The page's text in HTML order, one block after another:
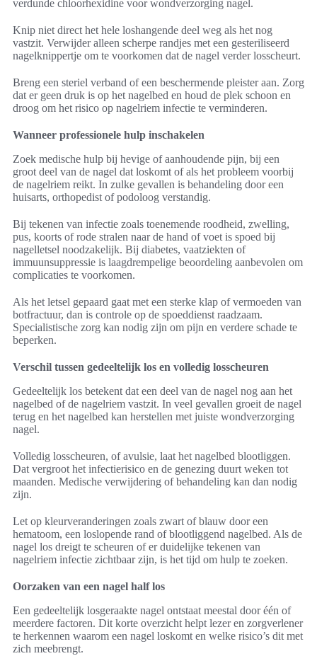
verdunde chloorhexidine voor wondverzorging nagel.
Knip niet direct het hele loshangende deel weg als het nog
vastzit. Verwijder alleen scherpe randjes met een gesteriliseerd
nagelknippertje om te voorkomen dat de nagel verder losscheurt.
Breng een steriel verband of een beschermende pleister aan. Zorg
dat er geen druk is op het nagelbed en houd de plek schoon en
droog om het risico op nagelriem infectie te verminderen.
Wanneer professionele hulp inschakelen
Zoek medische hulp bij hevige of aanhoudende pijn, bij een
groot deel van de nagel dat loskomt of als het probleem voorbij
de nagelriem reikt. In zulke gevallen is behandeling door een
huisarts, orthopedist of podoloog verstandig.
Bij tekenen van infectie zoals toenemende roodheid, zwelling,
pus, koorts of rode stralen naar de hand of voet is spoed bij
nagelletsel noodzakelijk. Bij diabetes, vaatziekten of
immuunsuppressie is laagdrempelige beoordeling aanbevolen om
complicaties te voorkomen.
Als het letsel gepaard gaat met een sterke klap of vermoeden van
botfractuur, dan is controle op de spoeddienst raadzaam.
Specialistische zorg kan nodig zijn om pijn en verdere schade te
beperken.
Verschil tussen gedeeltelijk los en volledig losscheuren
Gedeeltelijk los betekent dat een deel van de nagel nog aan het
nagelbed of de nagelriem vastzit. In veel gevallen groeit de nagel
terug en het nagelbed kan herstellen met juiste wondverzorging
nagel.
Volledig losscheuren, of avulsie, laat het nagelbed blootliggen.
Dat vergroot het infectierisico en de genezing duurt weken tot
maanden. Medische verwijdering of behandeling kan dan nodig
zijn.
Let op kleurveranderingen zoals zwart of blauw door een
hematoom, een loslopende rand of blootliggend nagelbed. Als de
nagel los dreigt te scheuren of er duidelijke tekenen van
nagelriem infectie zichtbaar zijn, is het tijd om hulp te zoeken.
Oorzaken van een nagel half los
Een gedeeltelijk losgeraakte nagel ontstaat meestal door één of
meerdere factoren. Dit korte overzicht helpt lezer en zorgverlener
te herkennen waarom een nagel loskomt en welke risico’s dit met
zich meebrengt.